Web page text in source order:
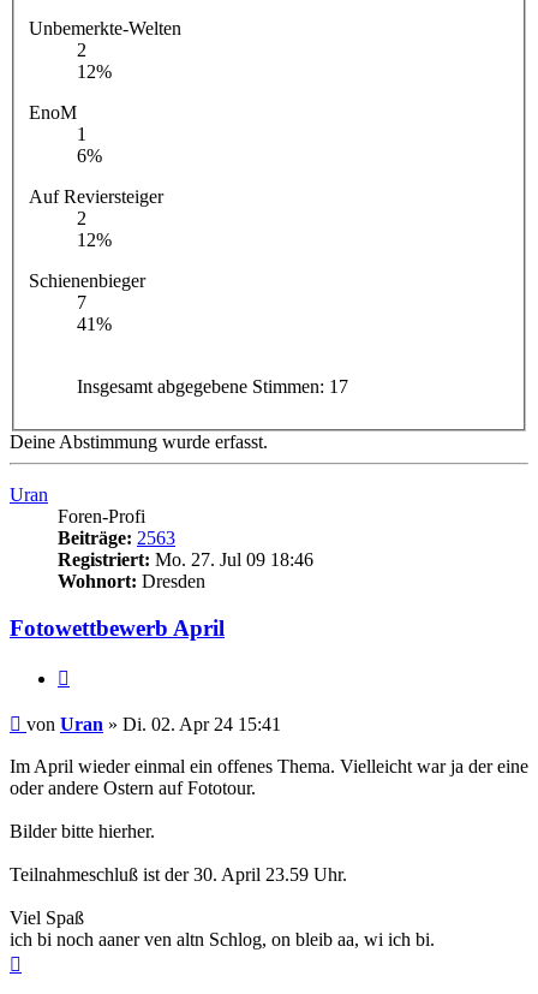
Unbemerkte-Welten
2
12%
EnoM
1
6%
Auf Reviersteiger
2
12%
Schienenbieger
7
41%
Insgesamt abgegebene Stimmen: 17
Deine Abstimmung wurde erfasst.
Uran
Foren-Profi
Beiträge: 2563
Registriert: Mo. 27. Jul 09 18:46
Wohnort: Dresden
Fotowettbewerb April
Beitrag
von Uran » Di. 02. Apr 24 15:41
Im April wieder einmal ein offenes Thema. Vielleicht war ja der eine
oder andere Ostern auf Fototour.
Bilder bitte hierher.
Teilnahmeschluß ist der 30. April 23.59 Uhr.
Viel Spaß
ich bi noch aaner ven altn Schlog, on bleib aa, wi ich bi.